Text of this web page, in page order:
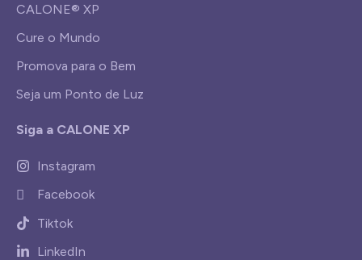
CALONE® XP
Cure o Mundo
Promova para o Bem
Seja um Ponto de Luz
Siga a CALONE XP
Instagram
Facebook
Tiktok
LinkedIn